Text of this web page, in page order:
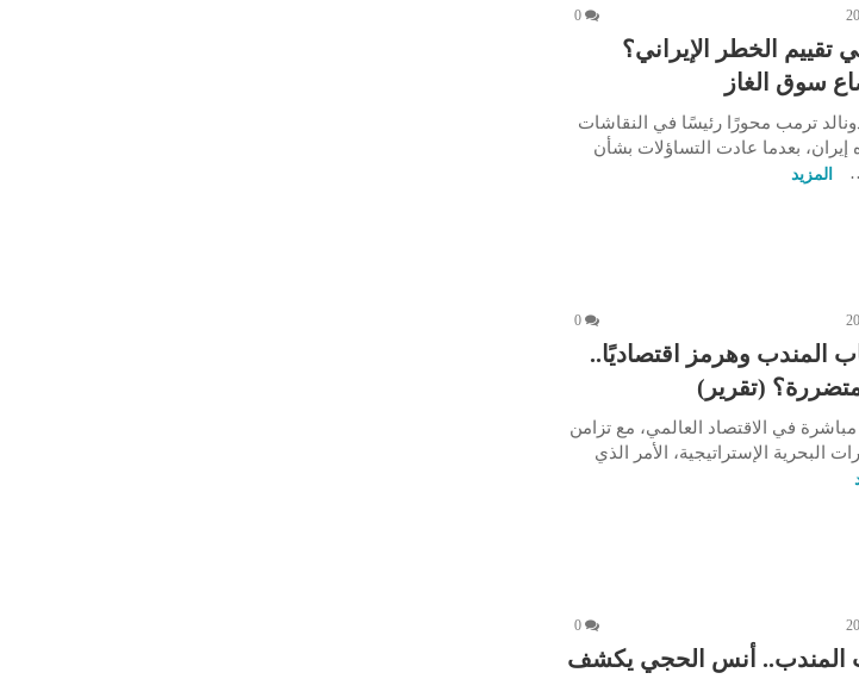
0
الخطر الإيراني؟
سوق الغاز
ترمب محورًا رئيسًا في النقاشات
إيران، بعدما عادت التساؤلات بشأن
المزيد
0
المندب وهرمز اقتصاديًا..
(تقرير)
في الاقتصاد العالمي، مع تزامن
البحرية الإستراتيجية، الأمر الذي
0
المندب.. أنس الحجي يكشف